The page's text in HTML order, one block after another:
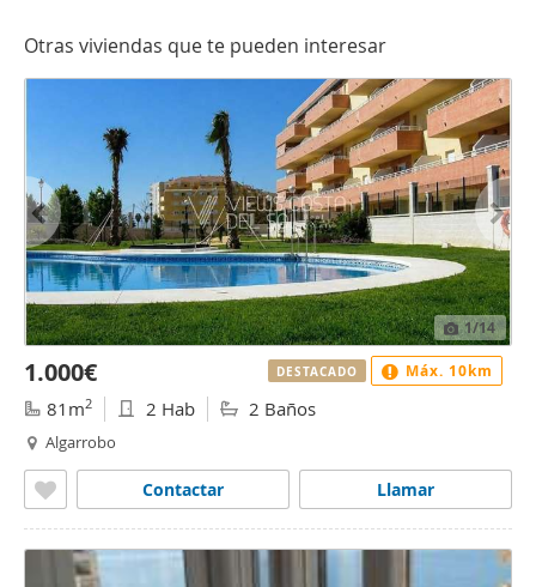
Otras viviendas que te pueden interesar
1/14
1.000€
81m2 2 Hab 2 Baños
Algarrobo
Llamar
Contactar
DESTACADO Máx. 10km